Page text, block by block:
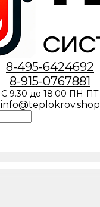
8-495-6424692
8-915-0767881
С 9.30 до 18.00 ПН-ПТ
info@teplokrov.shop